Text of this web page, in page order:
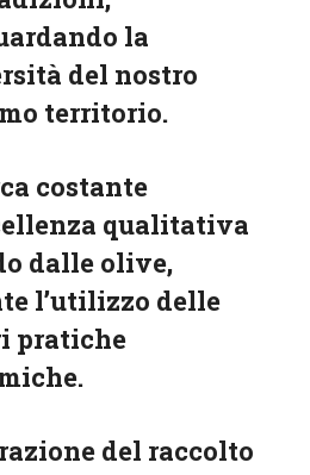
la
del nostro
territorio.
costante
qualitativa
dalle olive,
l’utilizzo delle
pratiche
del raccolto